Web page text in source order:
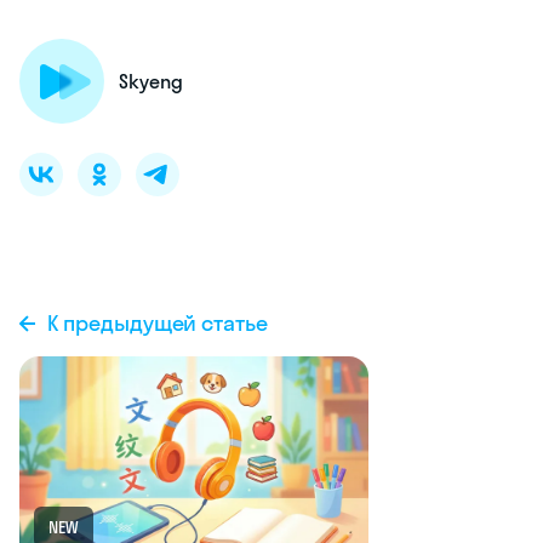
Skyeng
К предыдущей статье
NEW